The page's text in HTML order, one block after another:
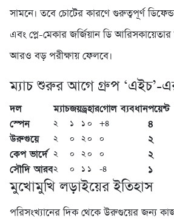
সামনে। তবে চোটের কারণে গুরুত্বপূর্ণ
এবং প্লে-মেকার জর্জিয়ান ডি
আরও বড় পরীক্ষায় ফেলবে।
ম্যাচ শুরুর আগে গ্রুপ ‘এইচ’-
দল ম্যাচজয়ড্রহারগোল ব্যবধানপয়েন্ট
স্পেন
২ ১ ১ ০ +৪
৪
উরুগুয়ে
২ ০ ২০ ০
২
কেপ ভার্দে ২ ০ ২০ ০
২
সৌদি আরব২ ০ ১ ১ -৪ ১
মুখোমুখি লড়াইয়ের ইতিহাস
পরিসংখ্যানের দিক থেকে উরুগুয়ের জন্য